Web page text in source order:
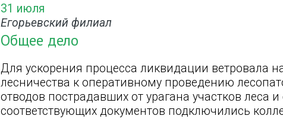
31 июля
Егорьевский филиал
Общее дело
Для ускорения процесса ликвидации ветровала
лесничества к оперативному проведению
отводов пострадавших от урагана участков леса
соответствующих документов подключились